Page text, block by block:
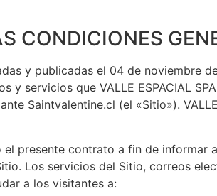
CONDICIONES
y publicadas el 04 de noviembre
y servicios que VALLE ESPACIAL
Saintvalentine.cl (el «Sitio»).
el presente contrato a fin de
Los servicios del Sitio, correos
a los visitantes a: